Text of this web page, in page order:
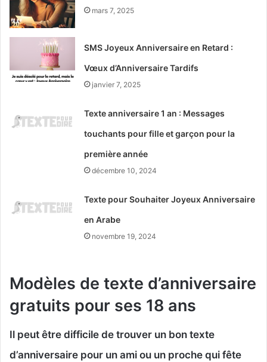
mars 7, 2025
SMS Joyeux Anniversaire en Retard :
Vœux d’Anniversaire Tardifs
janvier 7, 2025
Texte anniversaire 1 an : Messages
touchants pour fille et garçon pour la
première année
décembre 10, 2024
Texte pour Souhaiter Joyeux Anniversaire
en Arabe
novembre 19, 2024
Modèles de texte d’anniversaire
gratuits pour ses 18 ans
Il peut être difficile de trouver un bon texte
d’anniversaire pour un ami ou un proche qui fête